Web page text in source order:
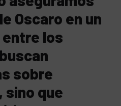
Oscaro en un
los
sobre
sino que